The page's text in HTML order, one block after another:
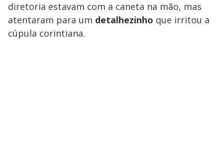
diretoria estavam com a caneta na mão, mas
atentaram para um detalhezinho que irritou a
cúpula corintiana.